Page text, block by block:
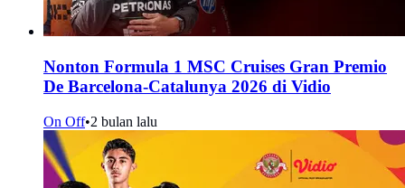
Nonton Formula 1 MSC Cruises Gran Premio
De Barcelona-Catalunya 2026 di Vidio
On Off•2 bulan lalu